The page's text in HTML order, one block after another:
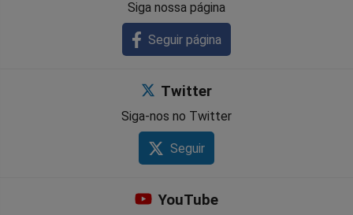
Siga nossa página
Seguir página
Twitter
Siga-nos no Twitter
Seguir
YouTube